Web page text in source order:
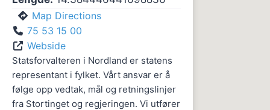
Map Directions
75 53 15 00
Webside
Statsforvalteren i Nordland er statens
representant i fylket. Vårt ansvar er å
følge opp vedtak, mål og retningslinjer
fra Stortinget og regjeringen. Vi utfører